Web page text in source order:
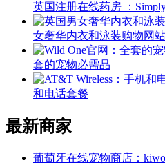
英国注册在线药房 ：
女奢华内衣和泳装购物网站
套的宠物必需品
和电话套餐
最新商家
葡萄牙在线宠物商店：